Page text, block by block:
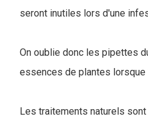
seront inutiles lors d'une
On oublie donc les pipettes
essences de plantes lorsque
Les traitements naturels